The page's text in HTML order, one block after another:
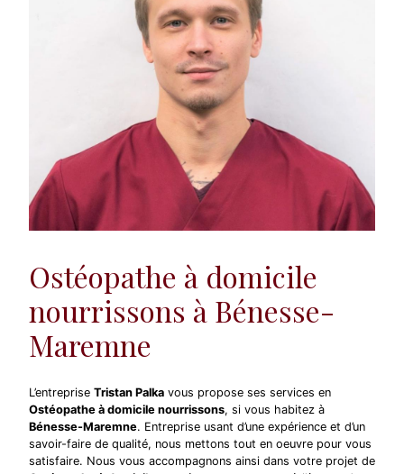
Ostéopathe à domicile
nourrissons à Bénesse-
Maremne
L’entreprise Tristan Palka vous propose ses services en
Ostéopathe à domicile nourrissons, si vous habitez à
Bénesse-Maremne. Entreprise usant d’une expérience et d’un
savoir-faire de qualité, nous mettons tout en oeuvre pour vous
satisfaire. Nous vous accompagnons ainsi dans votre projet de